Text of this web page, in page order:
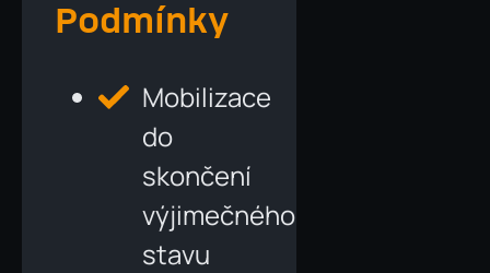
Podmínky
Mobilizace
do
skončení
výjimečného
stavu